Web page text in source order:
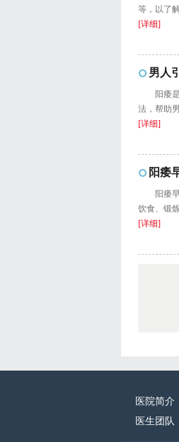
等，以了
[详细]
男人
阳痿
法，帮助
[详细]
阳痿
阳痿
饮食、锻
[详细]
医院简介
医生团队